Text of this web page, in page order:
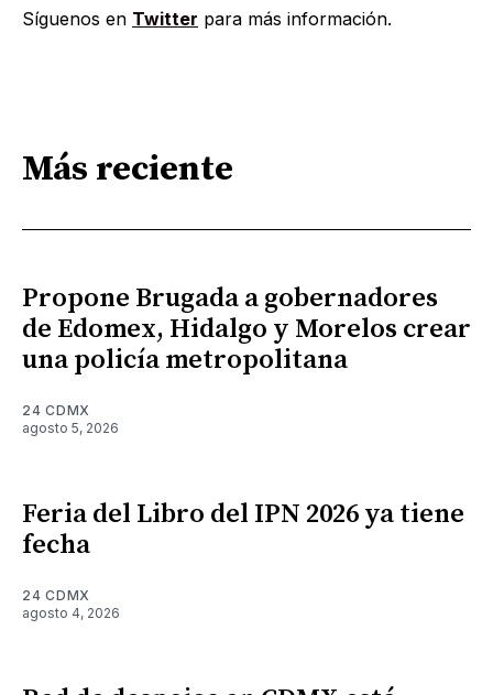
Síguenos en Twitter para más información.
Más reciente
Propone Brugada a gobernadores
de Edomex, Hidalgo y Morelos crear
una policía metropolitana
24 CDMX
agosto 5, 2026
Feria del Libro del IPN 2026 ya tiene
fecha
24 CDMX
agosto 4, 2026